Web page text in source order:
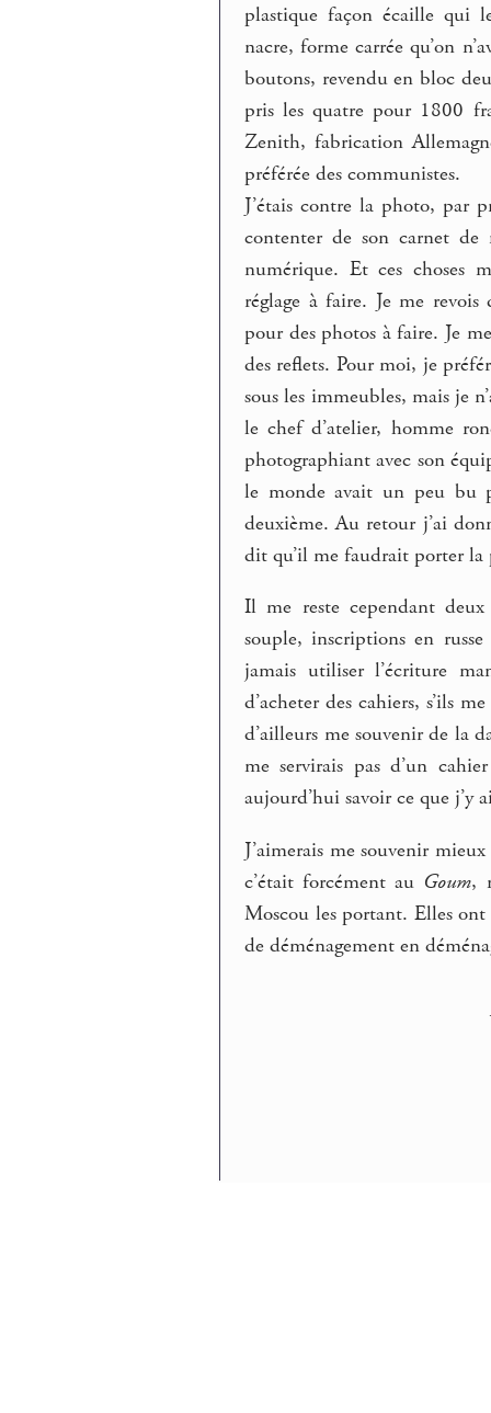
plastique façon écaille qui
nacre, forme carrée qu’on
boutons, revendu en bloc
pris les quatre pour 1800
Zenith, fabrication
préférée des communistes.
J’étais contre la photo, par
contenter de son carnet
numérique. Et ces choses
réglage à faire. Je me
pour des photos à faire. Je
des reflets. Pour moi, je
sous les immeubles, mais je
le chef d’atelier, homme
photographiant avec son
le monde avait un peu bu
deuxième. Au retour j’ai
dit qu’il me faudrait porter
Il me reste cependant
souple, inscriptions en
jamais utiliser l’écriture
d’acheter des cahiers, s’ils
d’ailleurs me souvenir de la
me servirais pas d’un
aujourd’hui savoir ce que j’y
J’aimerais me souvenir
c’était forcément au Goum,
Moscou les portant. Elles ont
de déménagement en